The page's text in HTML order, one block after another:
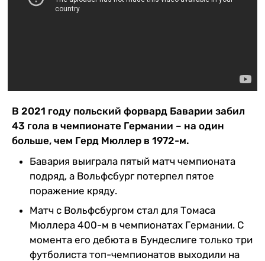
В 2021 году польский форвард Баварии забил
43 гола в чемпионате Германии – на один
больше, чем Герд Мюллер в 1972-м.
Бавария выиграла пятый матч чемпионата
подряд, а Вольфсбург потерпел пятое
поражение кряду.
Матч с Вольфсбургом стал для Томаса
Мюллера 400-м в чемпионатах Германии. С
момента его дебюта в Бундеслиге только три
футболиста топ-чемпионатов выходили на